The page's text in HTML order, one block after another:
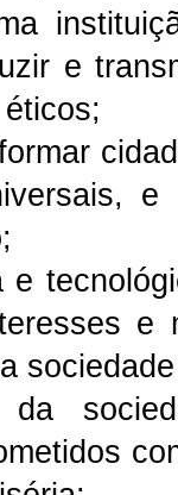
e
e
e
e
da